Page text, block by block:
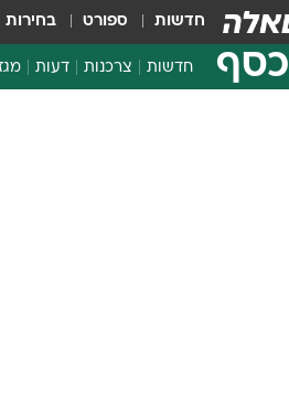
חדשות ספורט בחירות
כסף חדשות צרכנות דעות